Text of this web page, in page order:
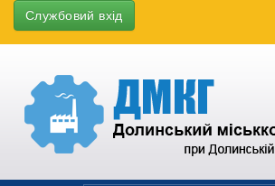
Службовий вхід